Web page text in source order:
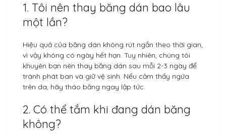
1. Tôi nên thay băng dán bao lâu
một lần?
Hiệu quả của băng dán không rút ngắn theo thời gian,
vì vậy không có ngày hết hạn. Tuy nhiên, chúng tôi
khuyên bạn nên thay băng dán sau mỗi 2-3 ngày để
tránh phát ban và giữ vệ sinh. Nếu cảm thấy ngứa
trên da, hãy tháo băng ngay lập tức.
2. Có thể tắm khi đang dán băng
không?